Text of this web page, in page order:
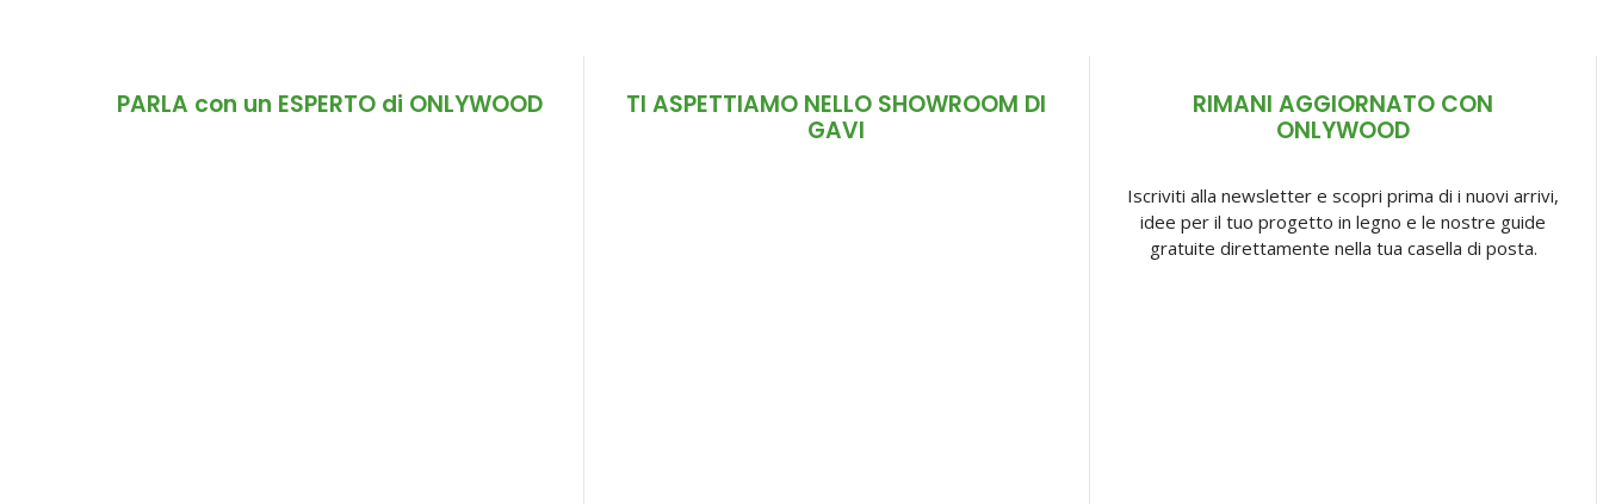
PARLA con un ESPERTO di ONLYWOOD
TI ASPETTIAMO NELLO SHOWROOM DI
GAVI
RIMANI AGGIORNATO CON
ONLYWOOD
Iscriviti alla newsletter e scopri prima di i nuovi arrivi,
idee per il tuo progetto in legno e le nostre guide
gratuite direttamente nella tua casella di posta.